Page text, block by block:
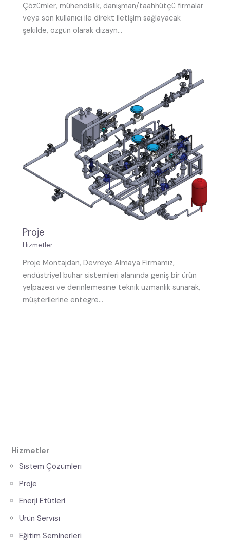
Hizmetler
Sistem Çözümleri
Proje
Enerji Etütleri
Ürün Servisi
Eğitim Seminerleri
Çözümler, mühendislik, danışman/taahhütçü firmalar
veya son kullanıcı ile direkt iletişim sağlayacak
şekilde, özgün olarak dizayn…
Proje
Hizmetler
Proje Montajdan, Devreye Almaya Firmamız,
endüstriyel buhar sistemleri alanında geniş bir ürün
yelpazesi ve derinlemesine teknik uzmanlık sunarak,
müşterilerine entegre…